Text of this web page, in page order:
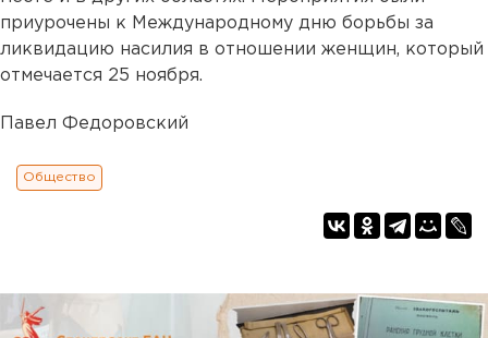
приурочены к Международному дню борьбы за
ликвидацию насилия в отношении женщин, который
отмечается 25 ноября.
Павел Федоровский
Общество